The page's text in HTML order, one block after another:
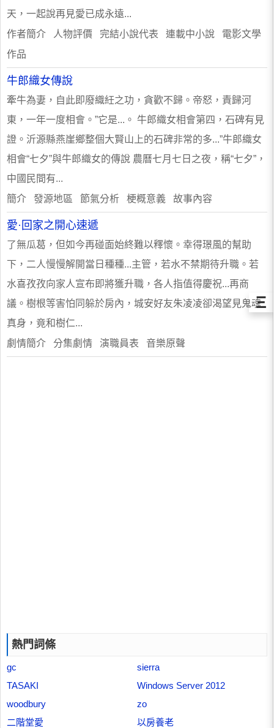
天，一起說再見愛已成永遠...
作者簡介 人物評價 完結小說代表 連載中小說 電影文學
作品
牛郎織女傳說
牽牛為妻，自此即廢織紝之功，貪歡不歸。帝怒，責歸河
東，一年一度相會。”它是...。 牛郎織女相會第四，石碑有見
證。沂源縣燕崖鄉整個大賢山上的石碑非常的多...”牛郎織女
相會“七夕”與牛郎織女的傳說 農曆七月七日之夜，稱“七夕”，
中國民間有...
簡介 發源地區 節氣分析 梗概意義 故事內容
愛·回家之開心速遞
了無瓜葛，但如今再碰面始終難以釋懷。幸得璟風的幫助
下，二人慢慢解開當日種種...主管，若水不禁期待升職。若
水喜孜孜向家人宣布即將獲升職，各人指值得慶祝...再商
議。樹根等害怕同躲於房內，城安好友朱凌凌卻渴望見鬼魂
真身，竟和樹仁...
劇情簡介 分集劇情 演職員表 音樂原聲
熱門詞條
gc
sierra
TASAKI
Windows Server 2012
woodbury
zo
二階堂愛
以房養老
Ξ